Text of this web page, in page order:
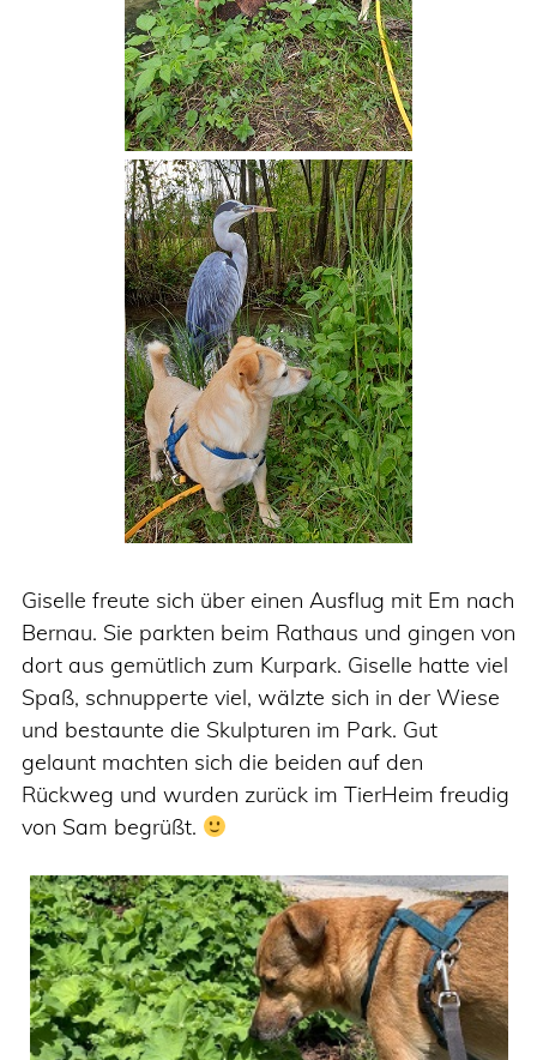
Giselle freute sich über einen Ausflug mit Em nach
Bernau. Sie parkten beim Rathaus und gingen von
dort aus gemütlich zum Kurpark. Giselle hatte viel
Spaß, schnupperte viel, wälzte sich in der Wiese
und bestaunte die Skulpturen im Park. Gut
gelaunt machten sich die beiden auf den
Rückweg und wurden zurück im TierHeim freudig
von Sam begrüßt.